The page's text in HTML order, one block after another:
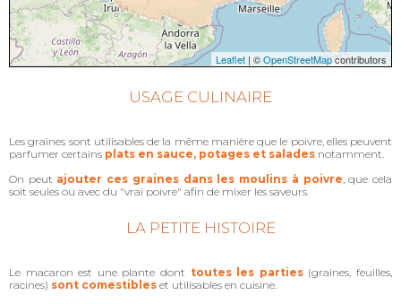
Leaflet | ©OpenStreetMapcontributors
USAGE CULINAIRE
Les graines sont utilisables de la même manière que le poivre, elles peuvent
parfumer certains plats en sauce, potages et salades notamment.
On peut ajouter ces graines dans les moulins à poivre, que cela
soit seules ou avec du "vrai poivre" afin de mixer les saveurs.
LA PETITE HISTOIRE
Le macaron est une plante dont toutes les parties (graines, feuilles,
racines) sont comestibles et utilisables en cuisine.